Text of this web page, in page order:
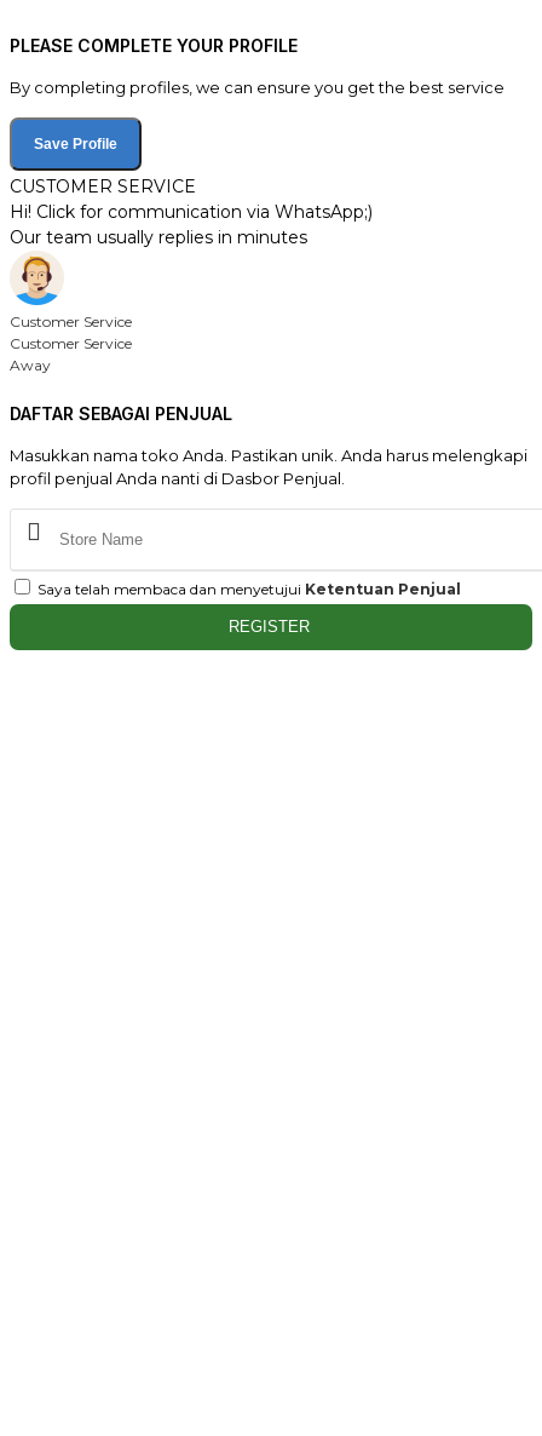
PLEASE COMPLETE YOUR PROFILE
By completing profiles, we can ensure you get the best service
Save Profile
CUSTOMER SERVICE
Hi! Click for communication via WhatsApp;)
Our team usually replies in minutes
Customer Service
Customer Service
Away
DAFTAR SEBAGAI PENJUAL
Masukkan nama toko Anda. Pastikan unik. Anda harus melengkapi
profil penjual Anda nanti di Dasbor Penjual.
Saya telah membaca dan menyetujui Ketentuan Penjual
REGISTER